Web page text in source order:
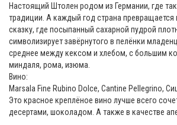
Настоящий Штолен родом из Германии, где
традиции. А каждый год страна
сказку, где посыпанный сахарной пудрой
символизирует завёрнутого в пелёнки
среднее между кексом и хлебом, с большим
миндаля, рома, изюма.
Вино:
Marsala Fine Rubino Dolce, Cantine Pellegrino,
Это красное креплёное вино лучше всего
десертами, шоколадом. А также в качестве